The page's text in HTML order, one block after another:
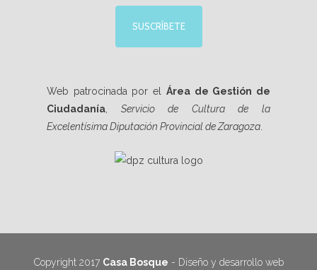
SUSCRÍBETE
Web patrocinada por el Área de Gestión de
Ciudadanía
Servicio de Cultura de la
Excelentísima Diputación Provincial de Zaragoza
Copyright 2017 Casa Bosque - Diseño y desarrollo web